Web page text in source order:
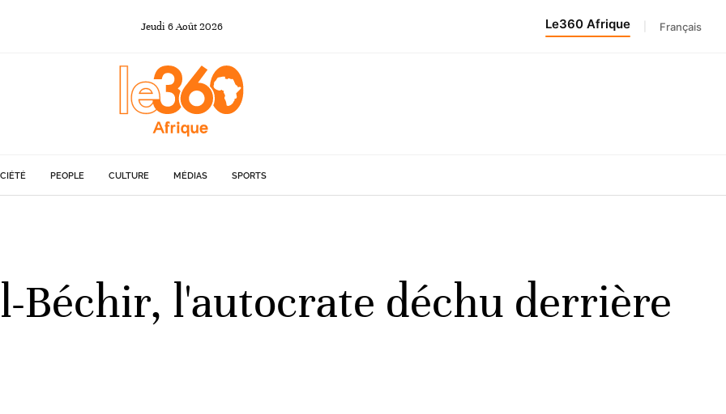
Jeudi 6Août 2026 Le360 Afrique Français
PEOPLE CULTURE MÉDIAS SPORTS
Béchir, l'autocrate déchu derrière